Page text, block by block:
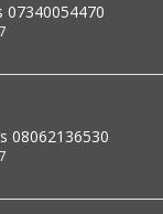
07340054470
08062136530